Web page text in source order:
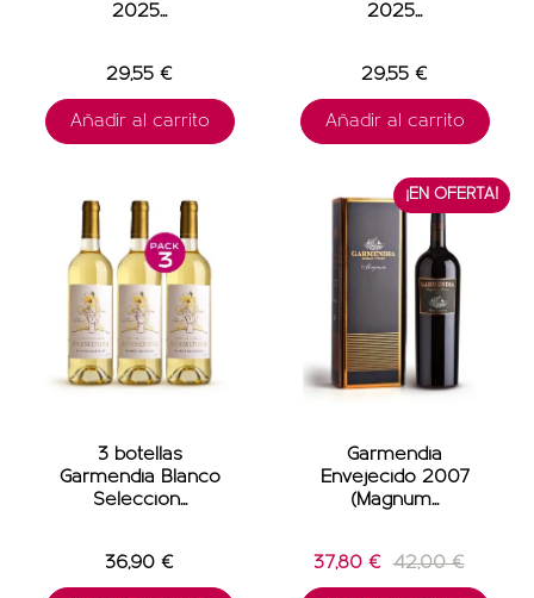
2025...
29,55 €
Añadir al carrito
2025...
29,55 €
Añadir al carrito
3 botellas
Garmendia Blanco
Selección...
36,90 €
Garmendia
Envejecido 2007
(Magnum...
37,80 € 42,00 €
¡EN OFERTA!